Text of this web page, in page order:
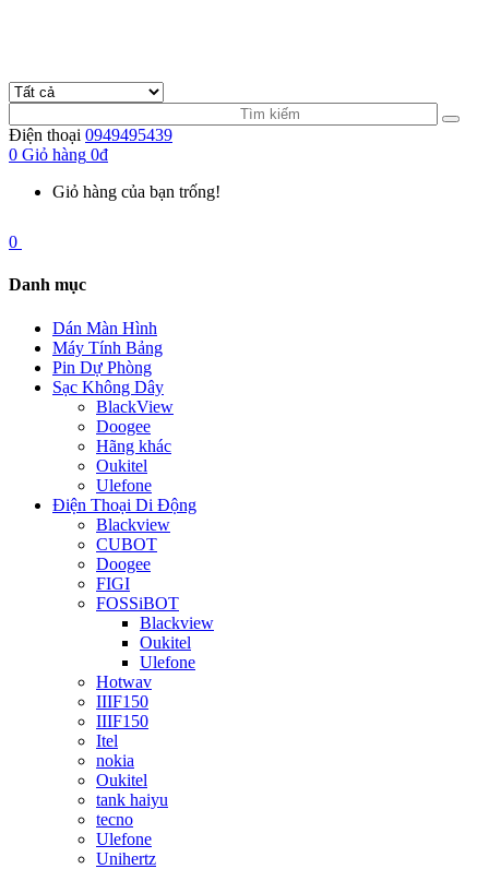
Điện thoại 0949495439
0 Giỏ hàng 0đ
Giỏ hàng của bạn trống!
0
Danh mục
Dán Màn Hình
Máy Tính Bảng
Pin Dự Phòng
Sạc Không Dây
BlackView
Doogee
Hãng khác
Oukitel
Ulefone
Điện Thoại Di Động
Blackview
CUBOT
Doogee
FIGI
FOSSiBOT
Blackview
Oukitel
Ulefone
Hotwav
IIIF150
IIIF150
Itel
nokia
Oukitel
tank haiyu
tecno
Ulefone
Unihertz